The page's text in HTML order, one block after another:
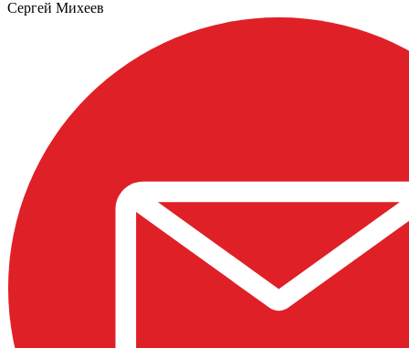
Сергей Михеев